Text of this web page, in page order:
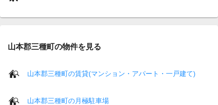
山本郡三種町の物件を見る
山本郡三種町の賃貸(マンション・アパート・一戸建て)
山本郡三種町の月極駐車場